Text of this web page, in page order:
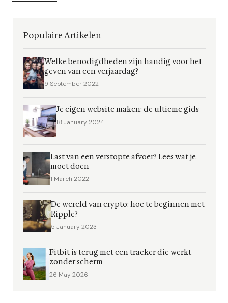
Populaire Artikelen
Welke benodigdheden zijn handig voor het
geven van een verjaardag?
9 September 2022
Je eigen website maken: de ultieme gids
18 January 2024
Last van een verstopte afvoer? Lees wat je
moet doen
1 March 2022
De wereld van crypto: hoe te beginnen met
Ripple?
5 January 2023
Fitbit is terug met een tracker die werkt
zonder scherm
26 May 2026